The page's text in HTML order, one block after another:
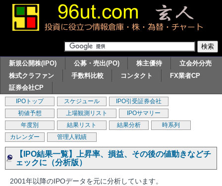
新規公開株(IPO) 公募・売出(PO) 株主優待
立会外分売
株式クラファン
手数料比較 コンタクト
FX業者CP
証券会社CP
IPOトップ スケジュール
IPO引受証券会社
初値予想
上場観測リスト
IPOサマリー
年度別
結果リスト 結果分析
時系列
カレンダー
管理人戦績
【IPO結果一覧】上昇率、損益、その後の値動きなどチ
ェックに（分析版）
2001年以降のIPOデータを元に分析しています。